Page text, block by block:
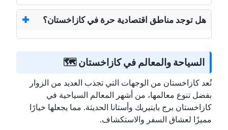
هل توجد مناطق اقتصادية حرة في كازاخستان؟
السياحة والمعالم في كازاخستان 🗺️
تُعد كازاخستان من الوجهات التي تجذب العديد من الزوار
بفضل تنوع معالمها، من أشهر المعالم السياحية في
كازاخستان برج بايتيريك وأستانا الحديثة. مما يجعلها خيارًا
مميزًا لعشاق السفر والاستكشاف.